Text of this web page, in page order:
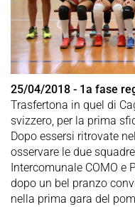
25/04/2018 - 1a fase
Trasfertona in quel di
svizzero, per la prima
Dopo essersi ritrovate
osservare le due
Intercomunale COMO e
dopo un bel pranzo
nella prima gara del